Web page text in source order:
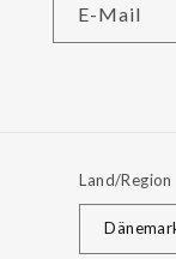
E-Mail
Land/Region